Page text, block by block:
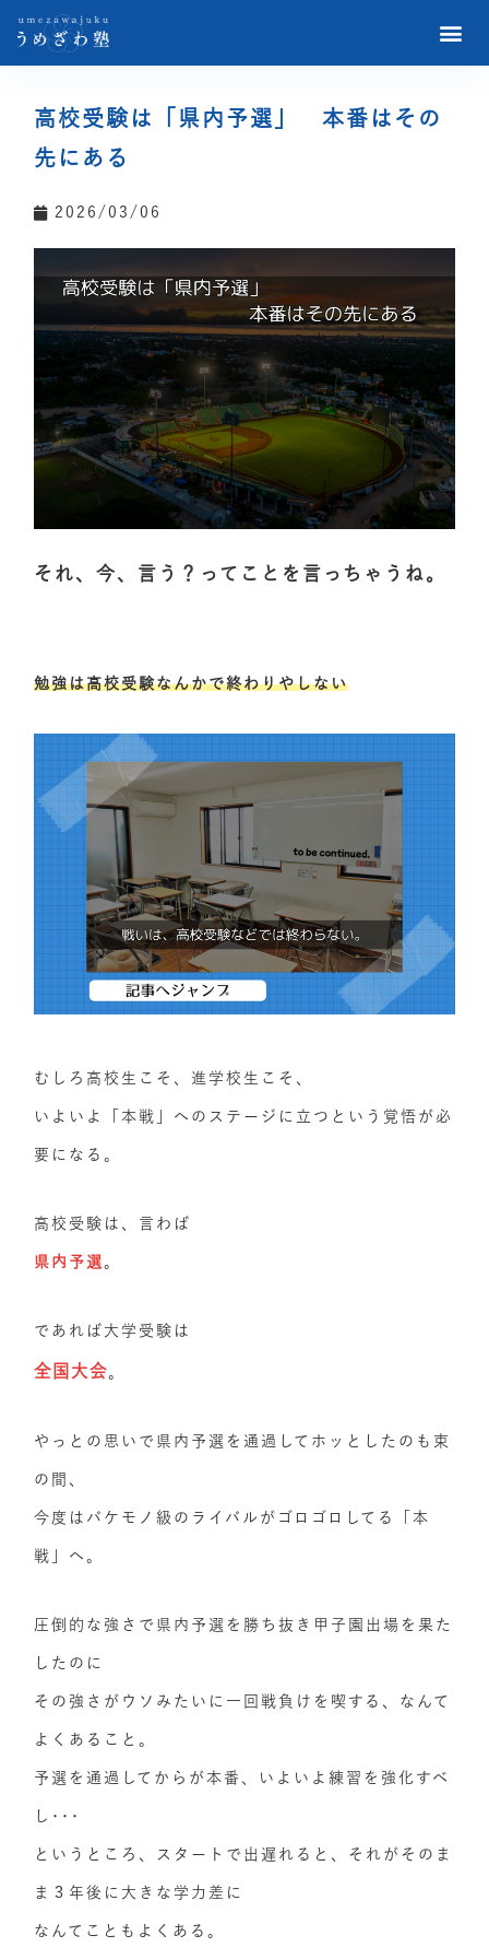
高校受験は「県内予選」 本番はその
先にある
2026/03/06
それ、今、言う？ってことを言っちゃうね。
勉強は高校受験なんかで終わりやしない
むしろ高校生こそ、進学校生こそ、
いよいよ「本戦」へのステージに立つという覚悟が必
要になる。
高校受験は、言わば
県内予選
であれば大学受験は
全国大会
やっとの思いで県内予選を通過してホッとしたのも束
の間、
今度はバケモノ級のライバルがゴロゴロしてる「本
戦」へ。
圧倒的な強さで県内予選を勝ち抜き甲子園出場を果た
したのに
その強さがウソみたいに一回戦負けを喫する、なんて
よくあること。
予選を通過してからが本番、いよいよ練習を強化すべ
し･･･
というところ、スタートで出遅れると、それがそのま
ま３年後に大きな学力差に
なんてこともよくある。